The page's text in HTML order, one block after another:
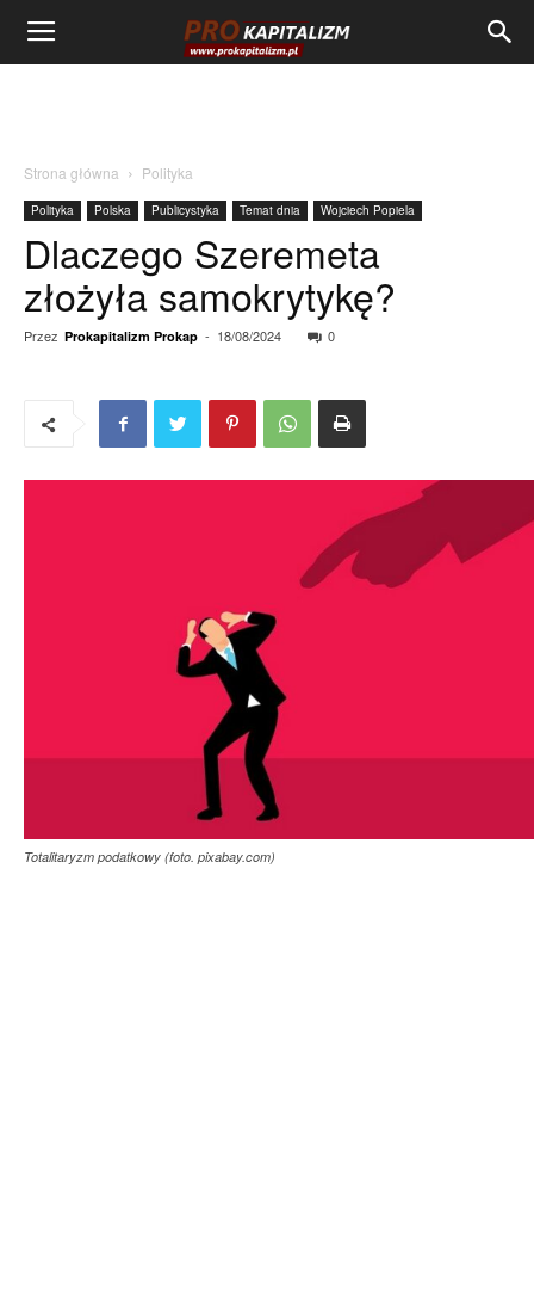
Strona główna Polityka
Polityka Polska Publicystyka Temat dnia Wojciech Popiela
Dlaczego Szeremeta
złożyła samokrytykę?
Przez Prokapitalizm Prokap - 18/08/2024 0
Totalitaryzm podatkowy (foto. pixabay.com)